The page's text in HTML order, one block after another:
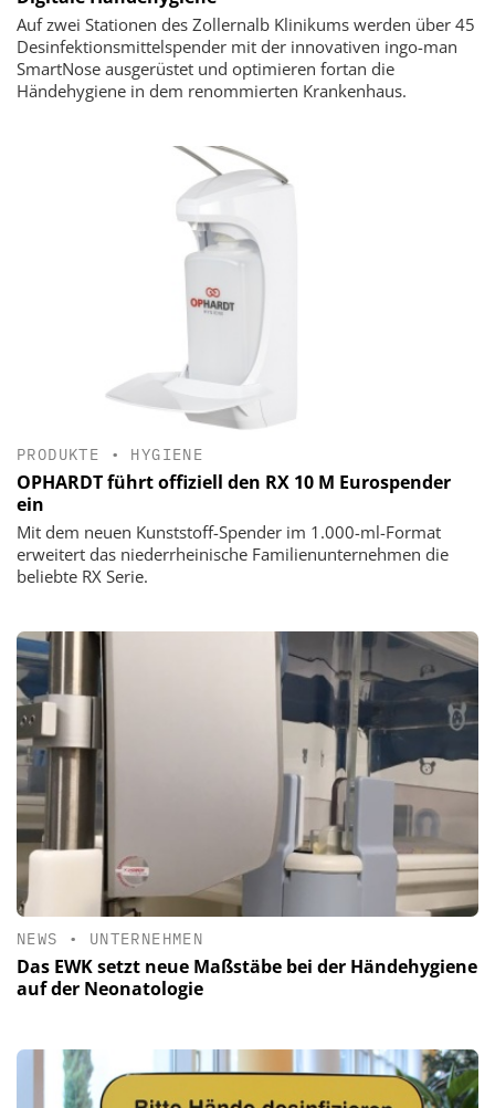
Auf zwei Stationen des Zollernalb Klinikums werden über 45
Desinfektionsmittelspender mit der innovativen ingo-man
SmartNose ausgerüstet und optimieren fortan die
Händehygiene in dem renommierten Krankenhaus.
PRODUKTE • HYGIENE
OPHARDT führt offiziell den RX 10 M Eurospender
ein
Mit dem neuen Kunststoff-Spender im 1.000-ml-Format
erweitert das niederrheinische Familienunternehmen die
beliebte RX Serie.
NEWS • UNTERNEHMEN
Das EWK setzt neue Maßstäbe bei der Händehygiene
auf der Neonatologie